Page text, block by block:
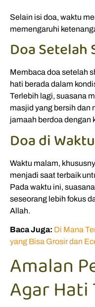
Selain isi doa, waktu
memengaruhi
Doa Setelah
Membaca doa setelah
hati berada dalam
Terlebih lagi, suasana
masjid yang bersih dan
jamaah berdoa dengan
Doa di
Waktu malam,
menjadi saat terbaik
Pada waktu ini,
seseorang lebih fokus
Allah.
Baca Juga: Di Mana
yang Bisa Grosir dan
Amalan
Agar Hati